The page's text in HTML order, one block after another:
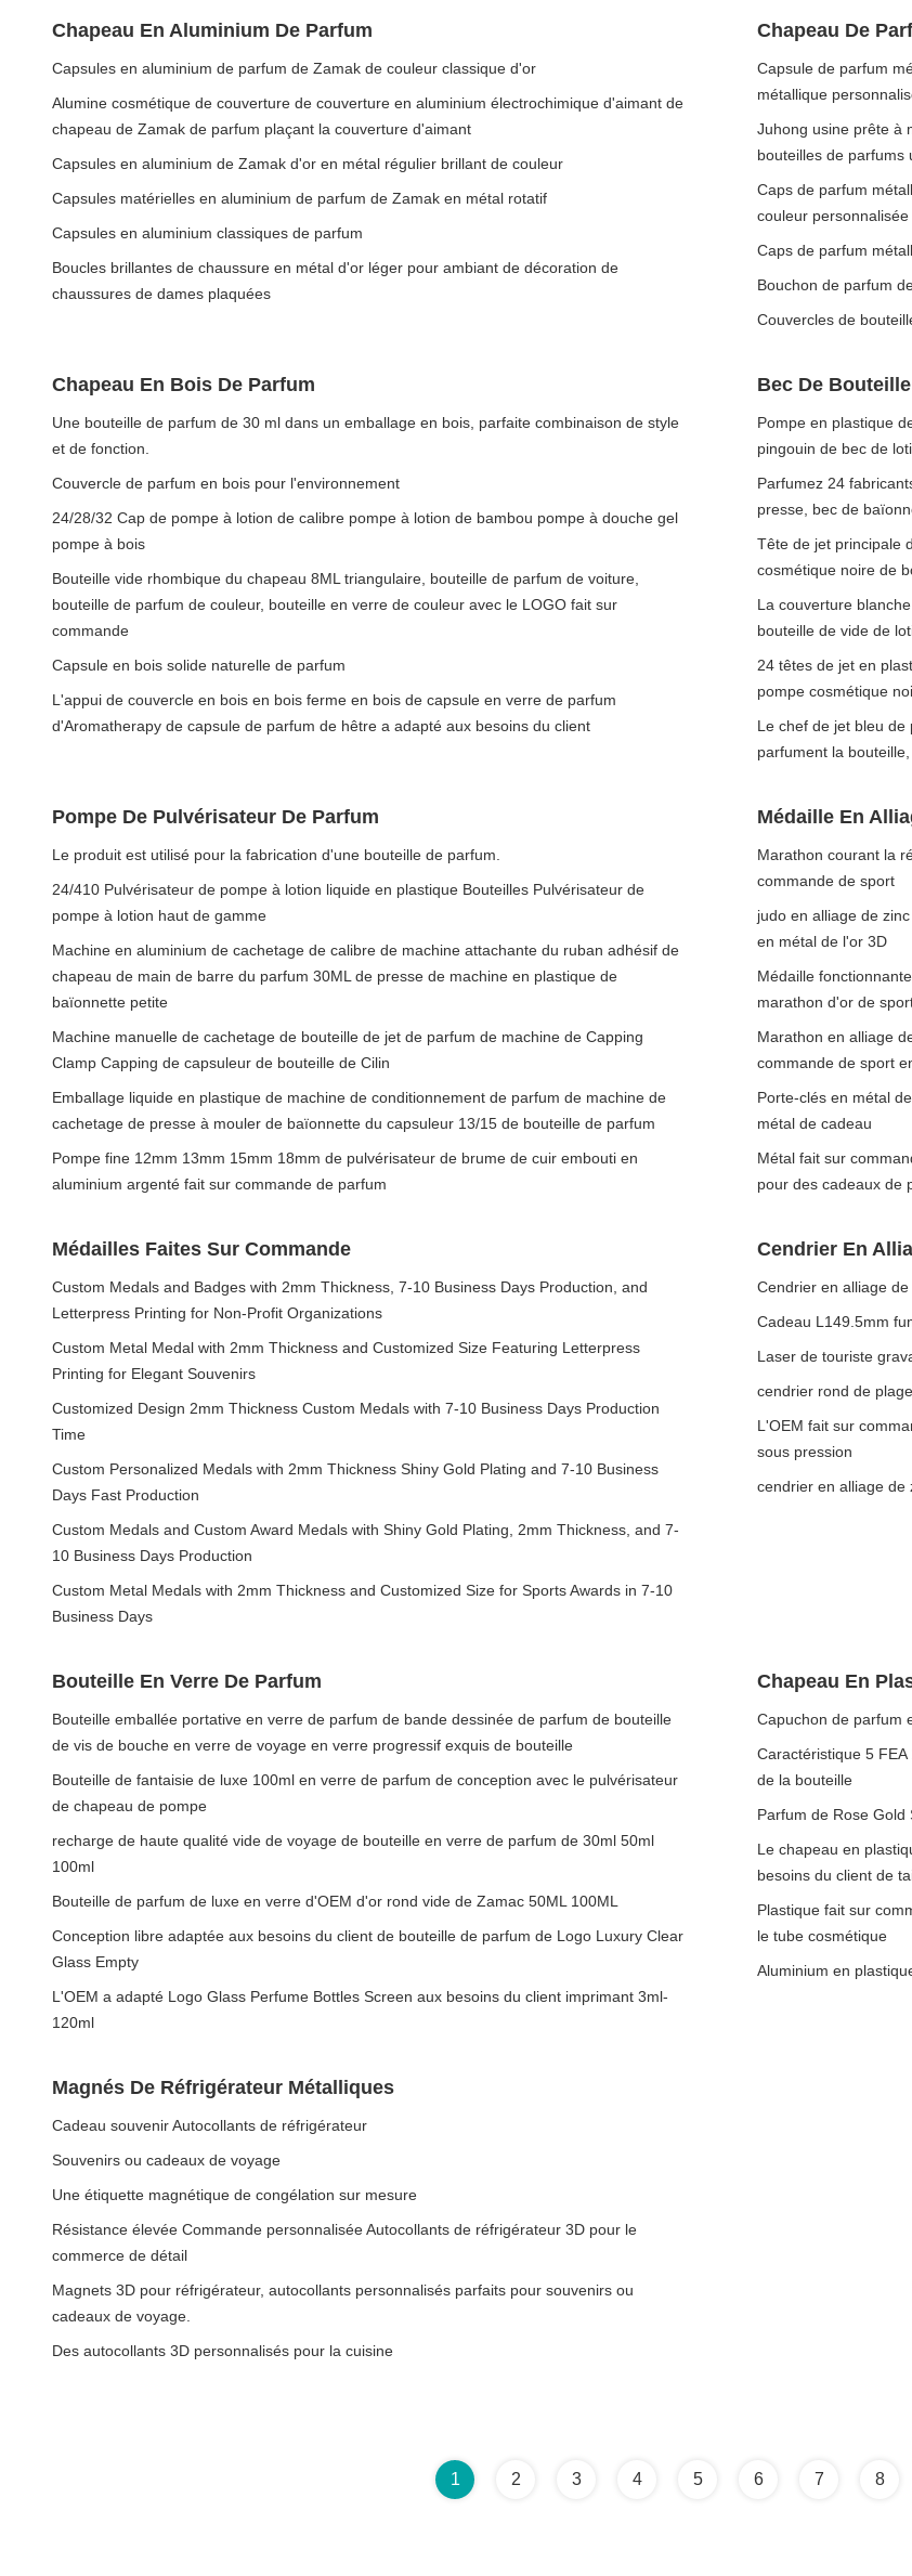
Chapeau En Aluminium De Parfum
Capsules en aluminium de parfum de Zamak de couleur classique d'or
Alumine cosmétique de couverture de couverture en aluminium électrochimique d'aimant de
chapeau de Zamak de parfum plaçant la couverture d'aimant
Capsules en aluminium de Zamak d'or en métal régulier brillant de couleur
Capsules matérielles en aluminium de parfum de Zamak en métal rotatif
Capsules en aluminium classiques de parfum
Boucles brillantes de chaussure en métal d'or léger pour ambiant de décoration de
chaussures de dames plaquées
Chapeau De
Capsule de parfum
métallique
Juhong usine prête à
bouteilles de parfums
Caps de parfum
couleur
Caps de parfum
Bouchon de parfum
Couvercles de
Chapeau En Bois De Parfum
Une bouteille de parfum de 30 ml dans un emballage en bois, parfaite combinaison de style
et de fonction.
Couvercle de parfum en bois pour l'environnement
24/28/32 Cap de pompe à lotion de calibre pompe à lotion de bambou pompe à douche gel
pompe à bois
Bouteille vide rhombique du chapeau 8ML triangulaire, bouteille de parfum de voiture,
bouteille de parfum de couleur, bouteille en verre de couleur avec le LOGO fait sur
commande
Capsule en bois solide naturelle de parfum
L'appui de couvercle en bois en bois ferme en bois de capsule en verre de parfum
d'Aromatherapy de capsule de parfum de hêtre a adapté aux besoins du client
Bec De
Pompe en plastique
pingouin de bec de
Parfumez 24
presse, bec de
Tête de jet principale
cosmétique noire de
La couverture
bouteille de vide de
24 têtes de jet en
pompe cosmétique
Le chef de jet bleu de
parfument la
Pompe De Pulvérisateur De Parfum
Le produit est utilisé pour la fabrication d'une bouteille de parfum.
24/410 Pulvérisateur de pompe à lotion liquide en plastique Bouteilles Pulvérisateur de
pompe à lotion haut de gamme
Machine en aluminium de cachetage de calibre de machine attachante du ruban adhésif de
chapeau de main de barre du parfum 30ML de presse de machine en plastique de
baïonnette petite
Machine manuelle de cachetage de bouteille de jet de parfum de machine de Capping
Clamp Capping de capsuleur de bouteille de Cilin
Emballage liquide en plastique de machine de conditionnement de parfum de machine de
cachetage de presse à mouler de baïonnette du capsuleur 13/15 de bouteille de parfum
Pompe fine 12mm 13mm 15mm 18mm de pulvérisateur de brume de cuir embouti en
aluminium argenté fait sur commande de parfum
Médaille En
Marathon courant la
commande de sport
judo en alliage de
en métal de l'or 3D
Médaille
marathon d'or de
Marathon en alliage
commande de sport
Porte-clés en métal
métal de cadeau
Métal fait sur
pour des cadeaux de
Médailles Faites Sur Commande
Custom Medals and Badges with 2mm Thickness, 7-10 Business Days Production, and
Letterpress Printing for Non-Profit Organizations
Custom Metal Medal with 2mm Thickness and Customized Size Featuring Letterpress
Printing for Elegant Souvenirs
Customized Design 2mm Thickness Custom Medals with 7-10 Business Days Production
Time
Custom Personalized Medals with 2mm Thickness Shiny Gold Plating and 7-10 Business
Days Fast Production
Custom Medals and Custom Award Medals with Shiny Gold Plating, 2mm Thickness, and 7-
10 Business Days Production
Custom Metal Medals with 2mm Thickness and Customized Size for Sports Awards in 7-10
Business Days
Cendrier En
Cendrier en alliage
Cadeau L149.5mm
Laser de touriste
cendrier rond de
L'OEM fait sur
sous pression
cendrier en alliage de
Bouteille En Verre De Parfum
Bouteille emballée portative en verre de parfum de bande dessinée de parfum de bouteille
de vis de bouche en verre de voyage en verre progressif exquis de bouteille
Bouteille de fantaisie de luxe 100ml en verre de parfum de conception avec le pulvérisateur
de chapeau de pompe
recharge de haute qualité vide de voyage de bouteille en verre de parfum de 30ml 50ml
100ml
Bouteille de parfum de luxe en verre d'OEM d'or rond vide de Zamac 50ML 100ML
Conception libre adaptée aux besoins du client de bouteille de parfum de Logo Luxury Clear
Glass Empty
L'OEM a adapté Logo Glass Perfume Bottles Screen aux besoins du client imprimant 3ml-
120ml
Chapeau En
Capuchon de parfum
Caractéristique 5
de la bouteille
Parfum de Rose
Le chapeau en
besoins du client de
Plastique fait sur
le tube cosmétique
Aluminium en
Magnés De Réfrigérateur Métalliques
Cadeau souvenir Autocollants de réfrigérateur
Souvenirs ou cadeaux de voyage
Une étiquette magnétique de congélation sur mesure
Résistance élevée Commande personnalisée Autocollants de réfrigérateur 3D pour le
commerce de détail
Magnets 3D pour réfrigérateur, autocollants personnalisés parfaits pour souvenirs ou
cadeaux de voyage.
Des autocollants 3D personnalisés pour la cuisine
1 2 3 4 5 6 7 8